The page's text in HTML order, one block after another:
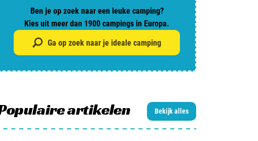
Over Campingzoeker
Veel gestelde vragen
Ben je op zoek naar een leuke camping?
Kies uit meer dan 1900 campings in Europa.
Ga op zoek naar je ideale camping
artikelen Bekijk alles